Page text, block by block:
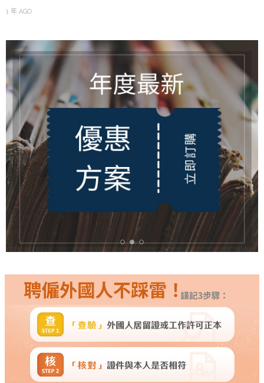
1 年 AGO